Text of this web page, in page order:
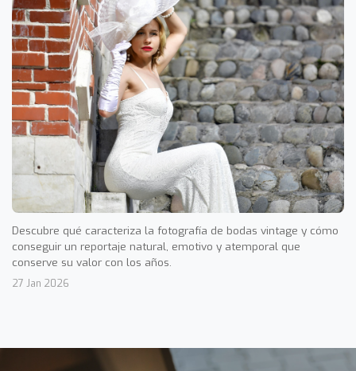
Descubre qué caracteriza la fotografía de bodas vintage y cómo
conseguir un reportaje natural, emotivo y atemporal que
conserve su valor con los años.
27 Jan 2026